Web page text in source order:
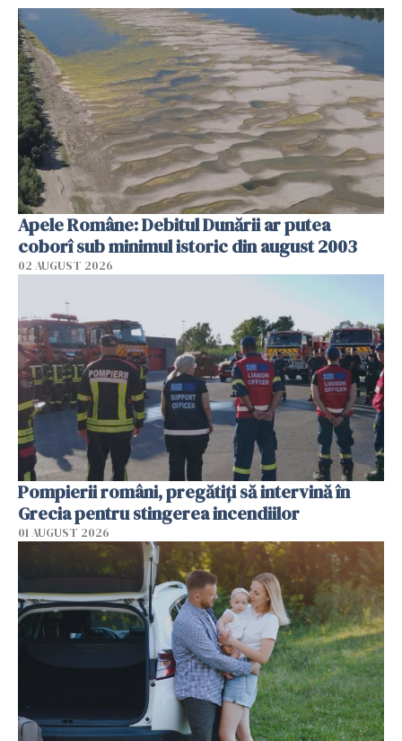
Apele Române: Debitul Dunării ar putea
coborî sub minimul istoric din august 2003
02 AUGUST 2026
Pompierii români, pregătiţi să intervină în
Grecia pentru stingerea incendiilor
01 AUGUST 2026